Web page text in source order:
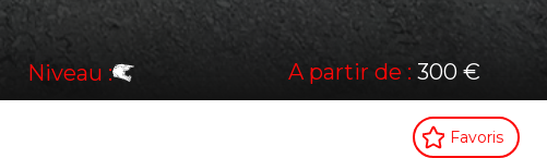
Niveau : A partir de :300 €
Favoris